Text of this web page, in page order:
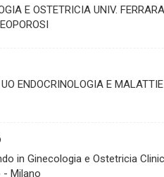
E OSTETRICIA UNIV.
ENDOCRINOLOGIA E
in Ginecologia e Ostetricia
- Milano